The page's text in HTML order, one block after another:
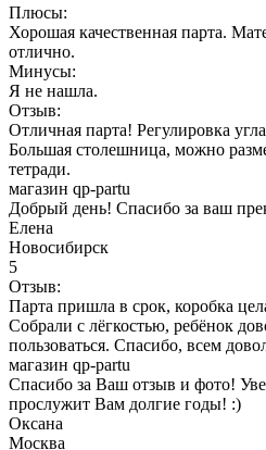
Плюсы:
Хорошая качественная парта.
отлично.
Минусы:
Я не нашла.
Отзыв:
Отличная парта! Регулировка
Большая столешница, можно
тетради.
магазин qp-partu
Добрый день! Спасибо за ваш
Елена
Новосибирск
5
Отзыв:
Парта пришла в срок, коробка
Собрали с лёгкостью, ребёнок
пользоваться. Спасибо, всем
магазин qp-partu
Спасибо за Ваш отзыв и фото!
прослужит Вам долгие годы! :)
Оксана
Москва